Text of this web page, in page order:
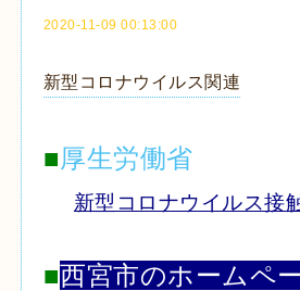
2020-11-09 00:13:00
新型コロナウイルス関連
■厚生労働省
新型コロナウイルス接
■西宮市のホームペ